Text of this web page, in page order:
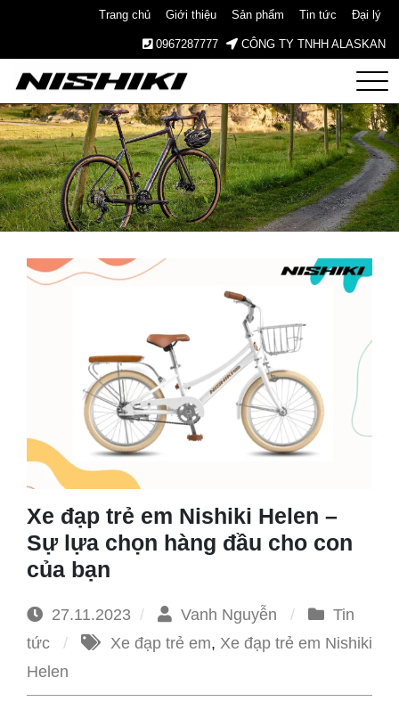
Trang chủ Giới thiệu Sản phẩm Tin tức Đại lý
0967287777 CÔNG TY TNHH ALASKAN
Nishiki
– Xe
Đạp
Nhật
Xe đạp trẻ em Nishiki Helen –
Sự lựa chọn hàng đầu cho con
của bạn
27.11.2023 Vanh Nguyễn
Tin
tức
Xe đạp trẻ em, Xe đạp trẻ em Nishiki
Helen